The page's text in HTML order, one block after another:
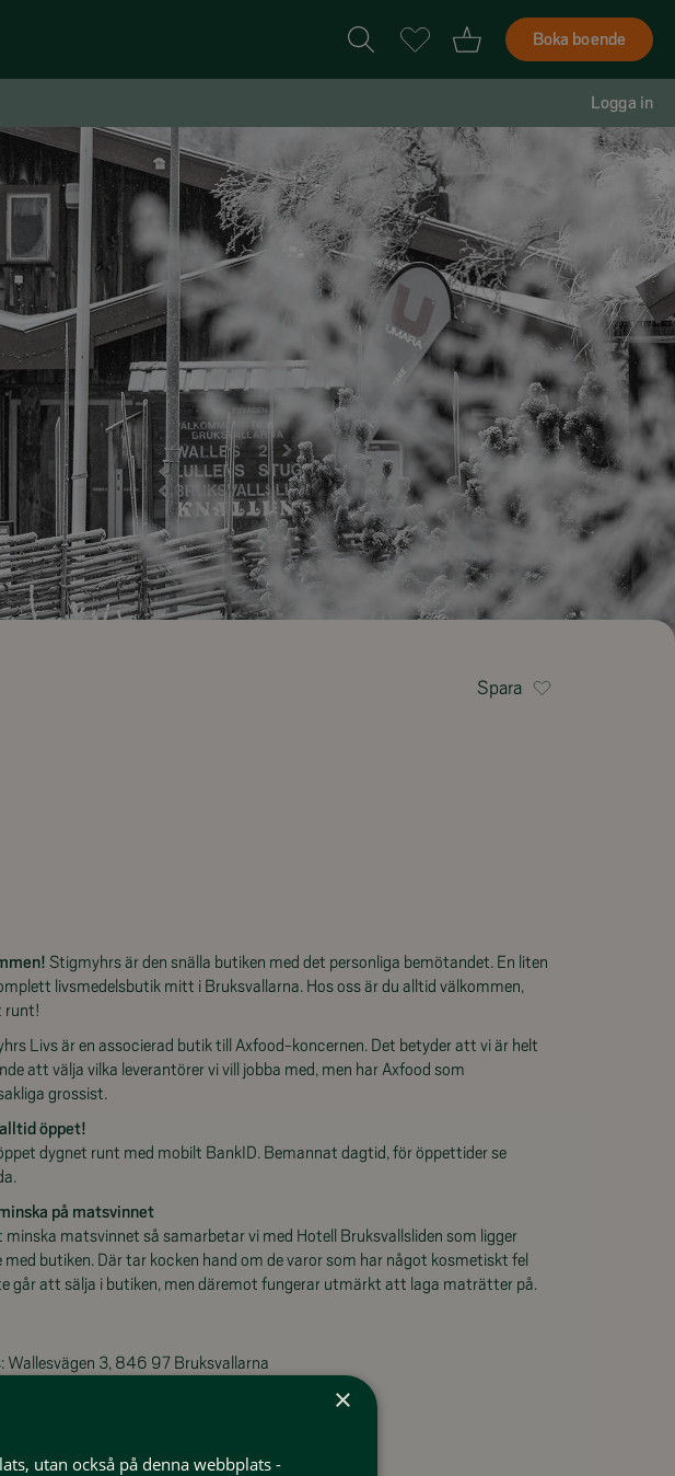
Boka boende
Logga in
Spara
Stigmyhrs är den snälla butiken med det personliga bemötandet. En liten
livsmedelsbutik mitt i Bruksvallarna. Hos oss är du alltid välkommen,
runt!
Livs är en associerad butik till Axfood-koncernen. Det betyder att vi är helt
att välja vilka leverantörer vi vill jobba med, men har Axfood som
grossist.
öppet!
dygnet runt med mobilt BankID. Bemannat dagtid, för öppettider se
på matsvinnet
minska matsvinnet så samarbetar vi med Hotell Bruksvallsliden som ligger
med butiken. Där tar kocken hand om de varor som har något kosmetiskt fel
går att sälja i butiken, men däremot fungerar utmärkt att laga maträtter på.
Wallesvägen 3, 846 97 Bruksvallarna
×
utan också på denna webbplats -